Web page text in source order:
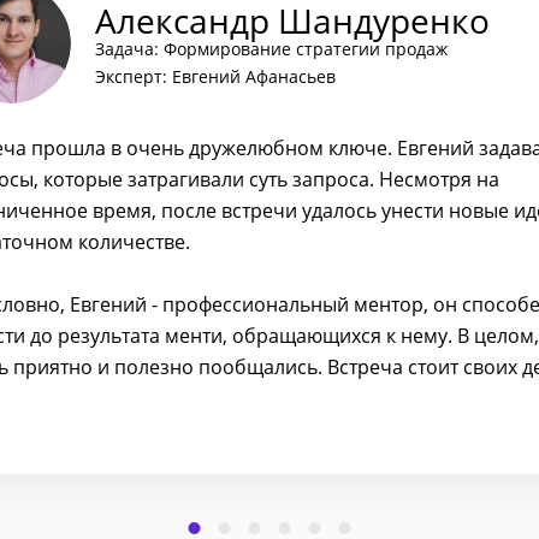
Александр Шандуренко
Задача: Формирование стратегии продаж
Эксперт: Евгений Афанасьев
прошла в очень дружелюбном ключе. Евгений
которые затрагивали суть запроса. Несмотря на
время, после встречи удалось унести новые
количестве.
Евгений - профессиональный ментор, он
до результата менти, обращающихся к нему. В целом,
приятно и полезно пообщались. Встреча стоит своих